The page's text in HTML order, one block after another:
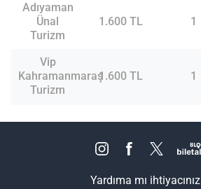
Adıyaman
Ünal
Turizm
1.600 TL 1
Vip
Kahramanmaraş
Turizm
1.600 TL 1
Yardıma mı